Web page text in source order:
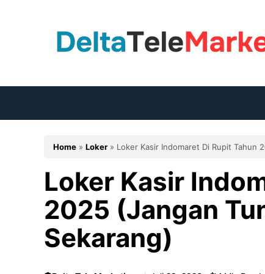
Home » Loker » Loker Kasir Indomaret Di Rupit Tahun
Loker Kasir
2025 (Jangan
Sekarang)